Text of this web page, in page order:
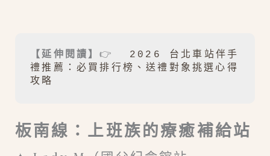
【延伸閱讀】👉 2026 台北車站伴手
禮推薦：必買排行榜、送禮對象挑選心得
攻略
板南線：上班族的療癒補給站